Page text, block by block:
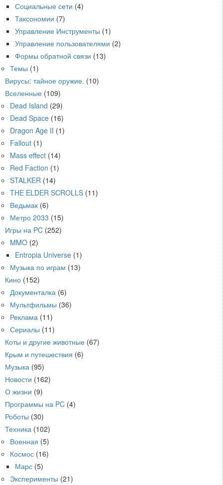
Социальные сети (4)
Таксономии (7)
Управление Инструменты (1)
Управление пользователями (2)
Формы обратной связи (13)
Темы (1)
Вирусы: тайное оружие. (10)
Вселенные (109)
Dead Island (29)
Dead Space (16)
Dragon Age II (1)
Fallout (1)
Mass effect (14)
Red Faction (1)
STALKER (14)
THE ELDER SCROLLS (11)
Ведьмак (6)
Метро 2033 (15)
Игры на PC (252)
MMO (2)
Entropia Universe (1)
Музыка по играм (13)
Кино (152)
Документалка (6)
Мультфильмы (36)
Реклама (11)
Сериалы (11)
Коты и другие животные (67)
Крым и путешествия (6)
Музыка (95)
Новости (162)
О жизни (9)
Программы на PC (4)
Роботы (30)
Техника (102)
Военная (5)
Космос (16)
Марс (5)
Эксперименты (21)